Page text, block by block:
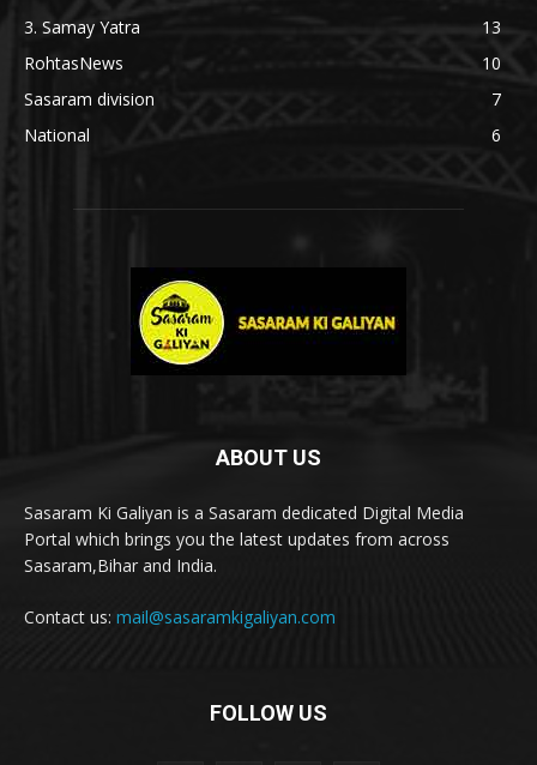
3. Samay Yatra
13
RohtasNews
10
Sasaram division
7
National
6
ABOUT US
Sasaram Ki Galiyan is a Sasaram dedicated Digital Media
Portal which brings you the latest updates from across
Sasaram,Bihar and India.
Contact us: mail@sasaramkigaliyan.com
FOLLOW US